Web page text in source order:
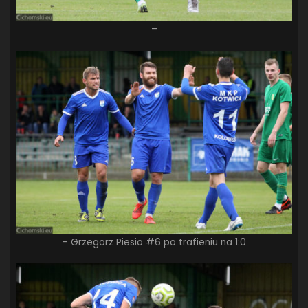
–
– Grzegorz Piesio #6 po trafieniu na 1:0